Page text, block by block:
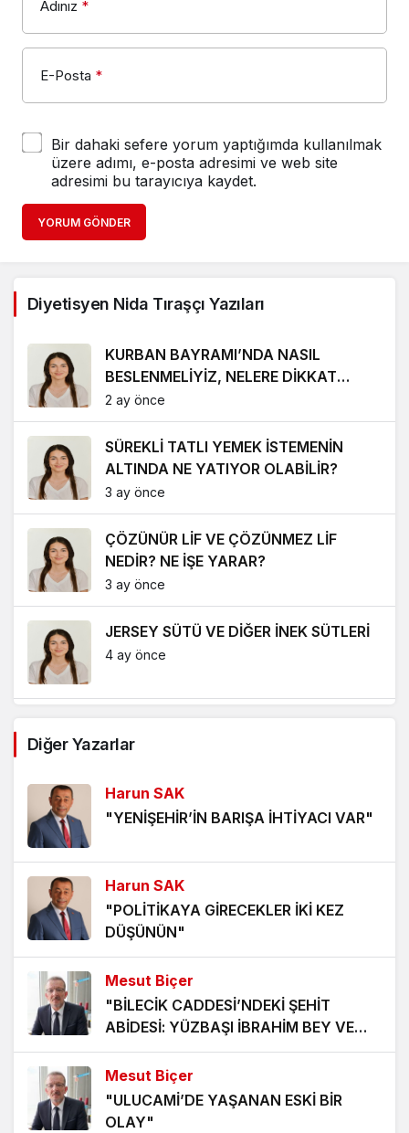
Adınız *
E-Posta *
Bir dahaki sefere yorum yaptığımda kullanılmak
üzere adımı, e-posta adresimi ve web site
adresimi bu tarayıcıya kaydet.
YORUM GÖNDER
Diyetisyen Nida Tıraşçı Yazıları
KURBAN BAYRAMI’NDA NASIL
BESLENMELİYİZ, NELERE DİKKAT
ETMELİYİZ?
2 ay önce
SÜREKLİ TATLI YEMEK İSTEMENİN
ALTINDA NE YATIYOR OLABİLİR?
3 ay önce
ÇÖZÜNÜR LİF VE ÇÖZÜNMEZ LİF
NEDİR? NE İŞE YARAR?
3 ay önce
JERSEY SÜTÜ VE DİĞER İNEK SÜTLERİ
4 ay önce
BESLENMELİYİZ?
METABOLİZMA YAVAŞLAMASININ
NASIL HIZLANIR?
5 ay önce
GÖZDEN KAÇIRDIĞIMIZ GÜNLÜK
YAŞAM HATALARI
5 ay önce
UZMANSIZ ZAYIFLAMANIN BEDELİ:
HIZLI AĞIRLIK KAYBI, ÖNLENMEZ
RAMAZAN AYINDA ORUÇ TUTARKEN NASIL
BESLENMELİYİZ?
Diğer Yazarlar
Harun SAK
"YENİŞEHİR’İN BARIŞA İHTİYACI VAR"
Harun SAK
"POLİTİKAYA GİRECEKLER İKİ KEZ
DÜŞÜNÜN"
Mesut Biçer
"BİLECİK CADDESİ’NDEKİ ŞEHİT
ABİDESİ: YÜZBAŞI İBRAHİM BEY VE
ŞEHADETİ"
Mesut Biçer
"ULUCAMİ’DE YAŞANAN ESKİ BİR
OLAY"